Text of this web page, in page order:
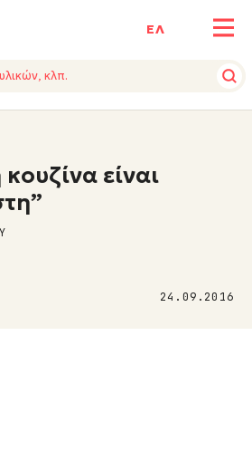
ΕΛ
24.09.2016
είναι